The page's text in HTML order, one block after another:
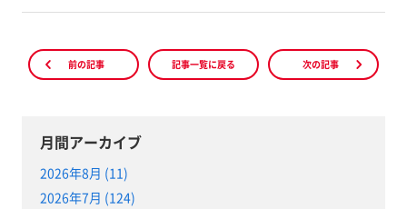
前の記事 記事一覧に戻る 次の記事
月間アーカイブ
2026年8月 (11)
2026年7月 (124)